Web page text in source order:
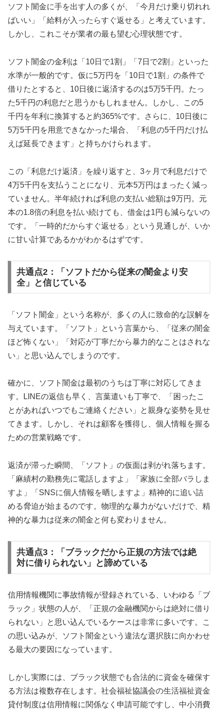
ソフト闇金に手を出す人の多くが、「今月だけ乗り切れれ
ばいい」「給料が入ったらすぐ返せる」と考えています。
しかし、これこそが業者の最も望む心理状態です。
ソフト闇金の金利は「10日で1割」「7日で2割」といった
水準が一般的です。仮に5万円を「10日で1割」の条件で
借りたとすると、10日後に返済するのは5万5千円。たっ
た5千円の利息だと思うかもしれません。しかし、この5
千円を年利に換算すると約365%です。さらに、10日後に
5万5千円を用意できなかった場合、「利息の5千円だけ払
えば延長できます」と持ちかけられます。
この「利息だけ返済」を繰り返すと、3ヶ月で利息だけで
4万5千円を支払うことになり、元本5万円はまったく減っ
ていません。半年続ければ利息の支払い総額は9万円。元
本の1.8倍の利息を払い続けても、借金は1円も減らないの
です。「一時的だからすぐ返せる」という見通しが、いか
に甘い計算であるかがわかるはずです。
共通点2：「ソフトだから従来の闇金より安
全」と信じている
「ソフト闇金」という名称が、多くの人に致命的な誤解を
与えています。「ソフト」という言葉から、「従来の闇金
ほど怖くない」「対応が丁寧だから暴力的なことはされな
い」と思い込んでしまうのです。
確かに、ソフト闇金は最初のうちは丁寧に対応してきま
す。LINEの返信も早く、言葉遣いも丁寧で、「困ったこ
とがあればいつでもご連絡ください」と親身な姿勢を見せ
てきます。しかし、それは顧客を獲得し、個人情報を握る
ための営業戦略です。
返済が滞った瞬間、「ソフト」の仮面は剥がれ落ちます。
「麻績村の勤務先に電話しますよ」「家族に全部バラしま
すよ」「SNSに個人情報を晒しますよ」精神的に追い詰
める脅迫が始まるのです。物理的な暴力がないだけで、精
神的な暴力は従来の闇金と何も変わりません。
共通点3：「ブラックだから正規の方法では絶
対に借りられない」と諦めている
信用情報機関に事故情報が登録されている、いわゆる「ブ
ラック」状態の人が、「正規の金融機関からは絶対に借り
られない」と思い込んでいるケースは非常に多いです。こ
の思い込みが、ソフト闇金という違法な選択肢に向かわせ
る最大の要因になっています。
しかし実際には、ブラック状態でも合法的に資金を確保す
る方法は複数存在します。社会福祉協議会の生活福祉資金
貸付制度は信用情報に関係なく申請可能ですし、中小消費